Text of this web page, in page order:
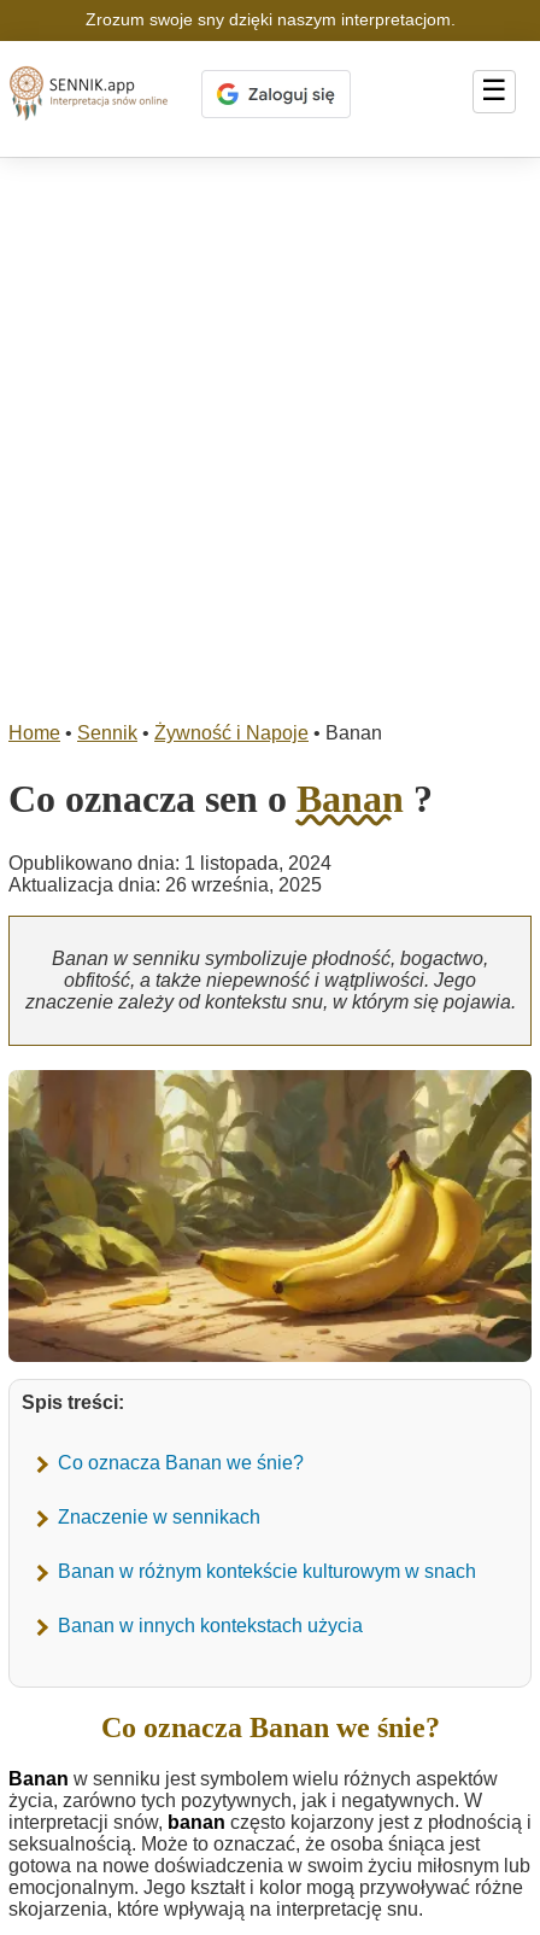
Zrozum swoje sny dzięki naszym interpretacjom.
☰
Home • Sennik • Żywność i Napoje • Banan
Co oznacza sen o Banan ?
Opublikowano dnia: 1 listopada, 2024
Aktualizacja dnia: 26 września, 2025
Banan w senniku symbolizuje płodność, bogactwo,
obfitość, a także niepewność i wątpliwości. Jego
znaczenie zależy od kontekstu snu, w którym się pojawia.
Spis treści:
Co oznacza Banan we śnie?
Znaczenie w sennikach
Banan w różnym kontekście kulturowym w snach
Banan w innych kontekstach użycia
Co oznacza Banan we śnie?
Banan w senniku jest symbolem wielu różnych aspektów
życia, zarówno tych pozytywnych, jak i negatywnych. W
interpretacji snów, banan często kojarzony jest z płodnością i
seksualnością. Może to oznaczać, że osoba śniąca jest
gotowa na nowe doświadczenia w swoim życiu miłosnym lub
emocjonalnym. Jego kształt i kolor mogą przywoływać różne
skojarzenia, które wpływają na interpretację snu.